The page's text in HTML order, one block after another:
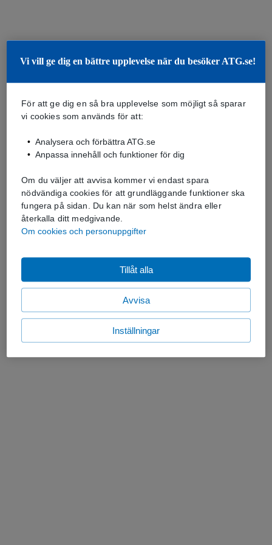
Vi vill ge dig en bättre upplevelse när du besöker ATG.se!
För att ge dig en så bra upplevelse som möjligt så sparar
vi cookies som används för att:
Analysera och förbättra ATG.se
Anpassa innehåll och funktioner för dig
Om du väljer att avvisa kommer vi endast spara
nödvändiga cookies för att grundläggande funktioner ska
fungera på sidan. Du kan när som helst ändra eller
återkalla ditt medgivande.
Om cookies och personuppgifter
Avvisa
Tillåt alla
Inställningar